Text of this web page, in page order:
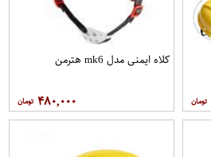
کلاه ايمنی مدل mk6 هترمن
۴۸۰,۰۰۰